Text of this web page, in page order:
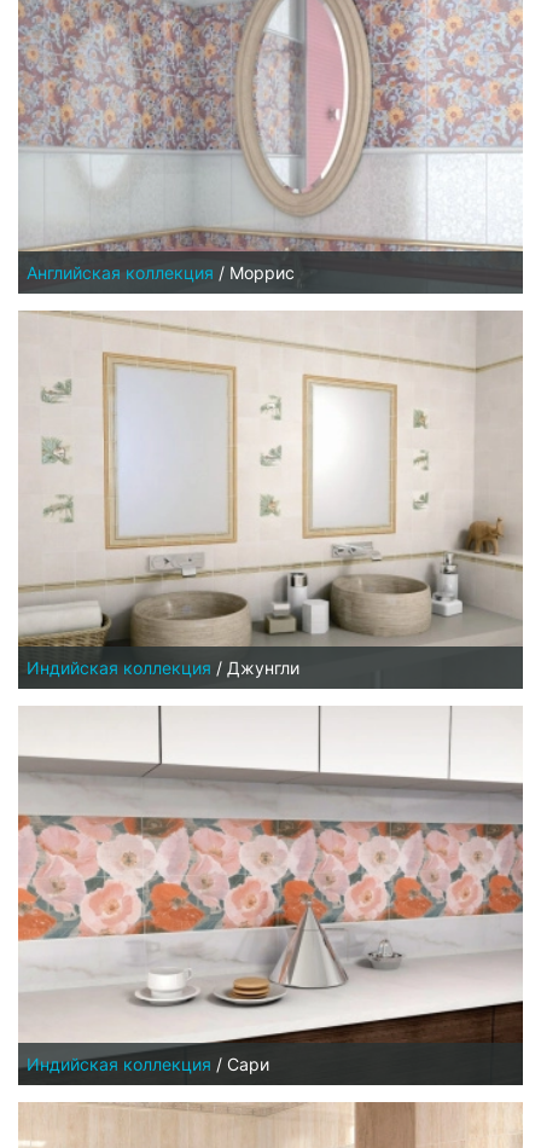
Английская коллекция / Моррис
Индийская коллекция / Джунгли
Индийская коллекция / Сари